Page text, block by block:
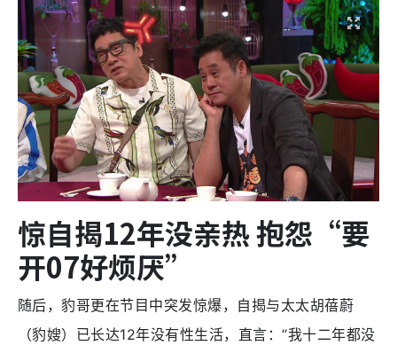
惊自揭12年没亲热 抱怨“要
开07好烦厌”
随后，豹哥更在节目中突发惊爆，自揭与太太胡蓓蔚
（豹嫂）已长达12年没有性生活，直言：“我十二年都没